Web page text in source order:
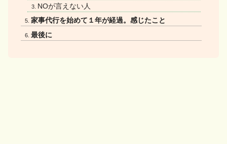
NOが言えない人
家事代行を始めて１年が経過。感じたこと
最後に